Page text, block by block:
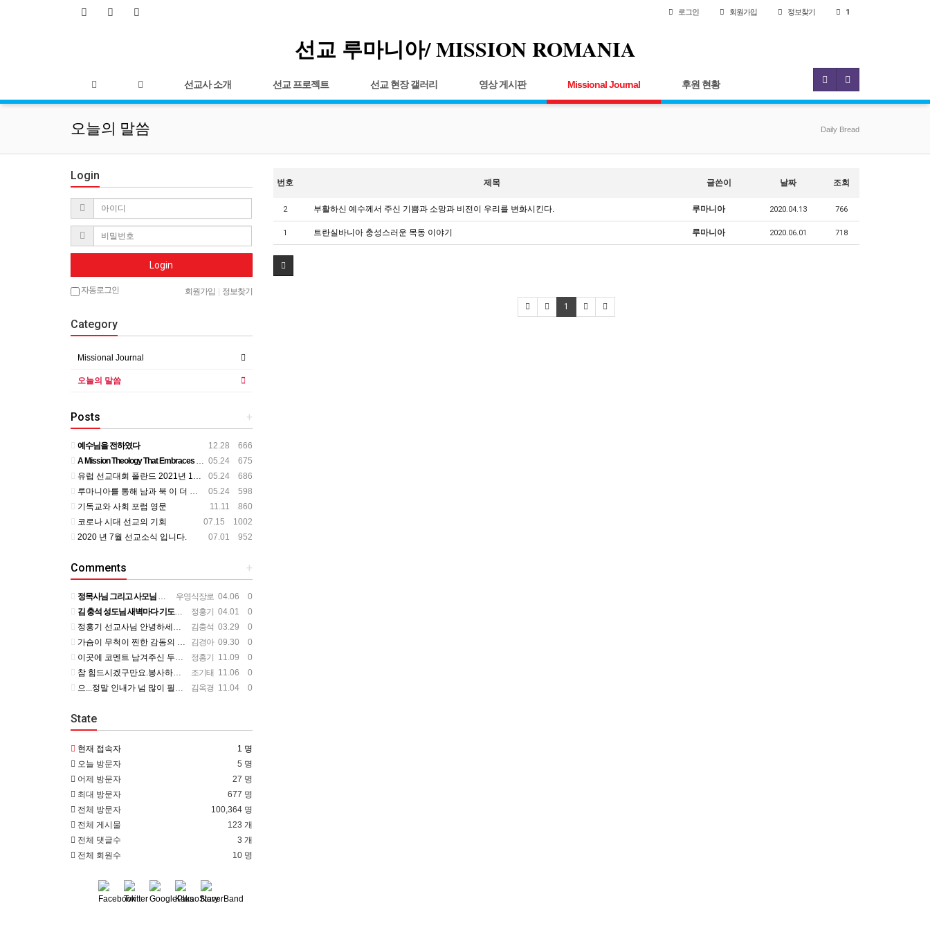
로그인 회원가입 정보찾기 1
선교 루마니아/ MISSION ROMANIA
선교사 소개 선교 프로젝트 선교 현장 갤러리 영상 게시판 Missional Journal 후원 현황
오늘의 말씀 Daily Bread
번호 제목 글쓴이 날짜 조회
2 부활하신 예수께서 주신 기쁨과 소망과 비전이 우리를 변화시킨다. 루마니아 2020.04.13 766
1 트란실바니아 충성스러운 목동 이야기 루마니아 2020.06.01 718
1
Login
Login
자동로그인 회원가입 정보찾기
Category
Missional Journal
오늘의 말씀
+
Posts
12.28 666
예수님을 전하였다
05.24 675
A Mission Theology That Embraces All Aspects of Human Life
05.24 686
유럽 선교대회 폴란드 2021년 11월
05.24 598
루마니아를 통해 남과 북 이 더 가까이
11.11 860
기독교와 사회 포럼 영문
07.15 1002
코로나 시대 선교의 기회
07.01 952
2020 년 7월 선교소식 입니다.
+
Comments
우영식장로 04.06 0
정목사님 그리고 사모님 뵌지가 벌써 2년정도 되는것 같습니다. 그동안도 주님 크신 사랑안에서 평안하시리라 믿…
정홍기 04.01 0
김 충석 성도님 새벽마다 기도하신 다는 소식에 큰 위로를 받습니다. 주님께 대한 사랑이라 생각 됩니다. 주님…
김충석 03.29 0
정홍기 선교사님 안녕하세요? 저는 수영로교회를 섬기는 김충석성도입니다. 국민은행에 근무하고 있구요. 지난번 …
김경아 09.30 0
가슴이 무척이 찐한 감동의 편지를 읽었습니다. 너무나 서로의 변함 없는 사랑을 본 받길 원합니다. 정말 예전…
정홍기 11.09 0
이곳에 코멘트 남겨주신 두분이 보고 싶군요. 일일히 소식 전하지 못함을 죄송하개 생각합니다.
조기태 11.06 0
참 힘드시겠구만요.봉사하는 맴버가 욕심을 부린다는거....언제나 그 마음이 변할려나.... 정말 스트레스 많…
김옥경 11.04 0
으...정말 인내가 넘 많이 필요하시겠어요... 들어와 보니 넘 좋은데...선교사님 옆에서 얘기 듣고 있는거…
State
현재 접속자
1 명
오늘 방문자
5 명
어제 방문자
27 명
최대 방문자
677 명
전체 방문자
100,364 명
전체 게시물
123 개
전체 댓글수
3 개
전체 회원수
10 명